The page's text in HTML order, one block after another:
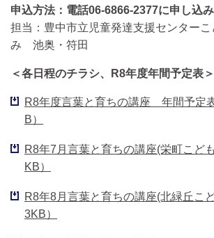
申込方法：電話06-6866-2377に申し込み
担当：豊中市立児童発達支援センター
み 池奥・符田
＜各日程のチラシ、R8年度年間予定表＞
R8年度言葉と育ちの講座 年間予定
B）
R8年7月言葉と育ちの講座(栄町こど
KB）
R8年8月言葉と育ちの講座(北緑丘こ
3KB）